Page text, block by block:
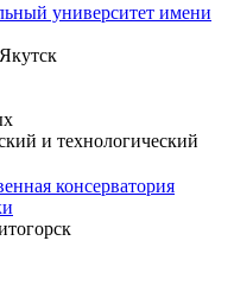
университет имени
и технологический
консерватория